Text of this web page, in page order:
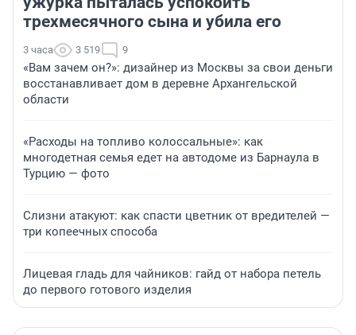
трехмесячного сына и убила его
3 часа 3 519 9
«Вам зачем он?»: дизайнер из Москвы за свои деньги
восстанавливает дом в деревне Архангельской
области
«Расходы на топливо колоссальные»: как
многодетная семья едет на автодоме из Барнаула в
Турцию — фото
Слизни атакуют: как спасти цветник от вредителей —
три копеечных способа
Лицевая гладь для чайников: гайд от набора петель
до первого готового изделия